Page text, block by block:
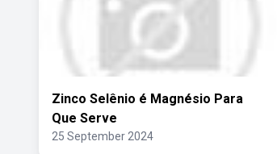
Zinco Selênio é Magnésio Para
Que Serve
25 September 2024